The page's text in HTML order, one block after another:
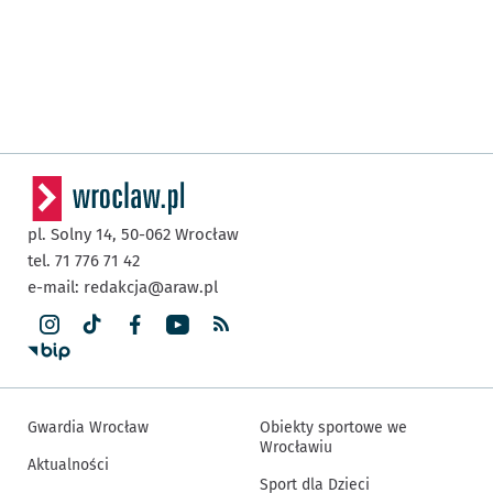
pl. Solny 14, 50-062 Wrocław
tel. 71 776 71 42
e-mail: redakcja@araw.pl
Gwardia Wrocław
Aktualności
Obiekty sportowe we
Wrocławiu
Sport dla Dzieci